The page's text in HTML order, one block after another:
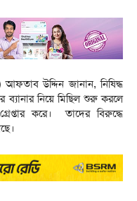
উদ্দিন জানান, নিষিদ্ধ
ব্যানার নিয়ে মিছিল শুরু করলে
করে। তাদের বিরুদ্ধে